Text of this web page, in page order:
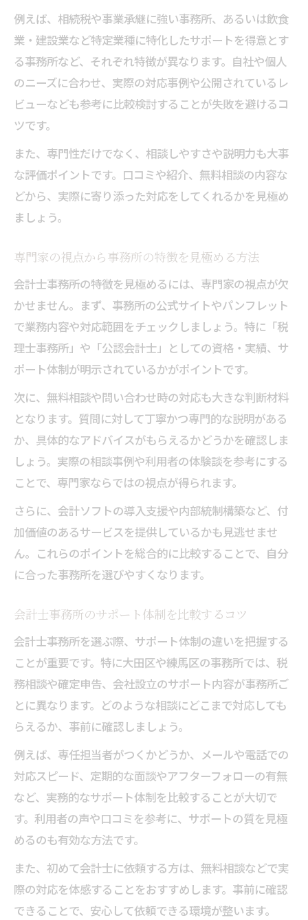
例えば、相続税や事業承継に強い事務所、あるいは飲食
業・建設業など特定業種に特化したサポートを得意とす
る事務所など、それぞれ特徴が異なります。自社や個人
のニーズに合わせ、実際の対応事例や公開されているレ
ビューなども参考に比較検討することが失敗を避けるコ
ツです。
また、専門性だけでなく、相談しやすさや説明力も大事
な評価ポイントです。口コミや紹介、無料相談の内容な
どから、実際に寄り添った対応をしてくれるかを見極め
ましょう。
専門家の視点から事務所の特徴を見極める方法
会計士事務所の特徴を見極めるには、専門家の視点が欠
かせません。まず、事務所の公式サイトやパンフレット
で業務内容や対応範囲をチェックしましょう。特に「税
理士事務所」や「公認会計士」としての資格・実績、サ
ポート体制が明示されているかがポイントです。
次に、無料相談や問い合わせ時の対応も大きな判断材料
となります。質問に対して丁寧かつ専門的な説明がある
か、具体的なアドバイスがもらえるかどうかを確認しま
しょう。実際の相談事例や利用者の体験談を参考にする
ことで、専門家ならではの視点が得られます。
さらに、会計ソフトの導入支援や内部統制構築など、付
加価値のあるサービスを提供しているかも見逃せませ
ん。これらのポイントを総合的に比較することで、自分
に合った事務所を選びやすくなります。
会計士事務所のサポート体制を比較するコツ
会計士事務所を選ぶ際、サポート体制の違いを把握する
ことが重要です。特に大田区や練馬区の事務所では、税
務相談や確定申告、会社設立のサポート内容が事務所ご
とに異なります。どのような相談にどこまで対応しても
らえるか、事前に確認しましょう。
例えば、専任担当者がつくかどうか、メールや電話での
対応スピード、定期的な面談やアフターフォローの有無
など、実務的なサポート体制を比較することが大切で
す。利用者の声や口コミを参考に、サポートの質を見極
めるのも有効な方法です。
また、初めて会計士に依頼する方は、無料相談などで実
際の対応を体感することをおすすめします。事前に確認
できることで、安心して依頼できる環境が整います。